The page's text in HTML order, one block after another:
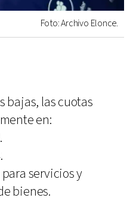
Foto: Archivo Elonce.
bajas, las cuotas
en:
para servicios y
bienes.